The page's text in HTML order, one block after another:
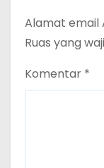
Alamat email
Ruas yang
Komentar *